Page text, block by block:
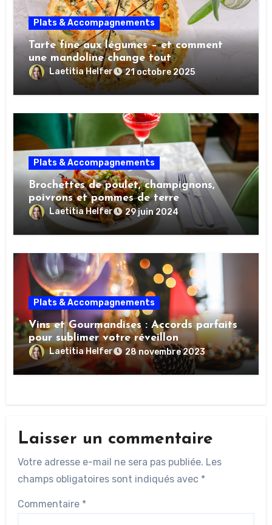
Plats & Accompagnements
Tarte fine aux légumes – et comment
une mandoline change tout
Laetitia Helfer 21 octobre 2025
Plats & Accompagnements
Brochettes de poulet, champignons,
poivrons et pommes de terre
Laetitia Helfer 29 juin 2024
Plats & Accompagnements
Vins et Gourmandises : Accords parfaits
pour sublimer votre réveillon
Laetitia Helfer 28 novembre 2023
Laisser un commentaire
Votre adresse e-mail ne sera pas publiée. Les
champs obligatoires sont indiqués avec *
Commentaire *